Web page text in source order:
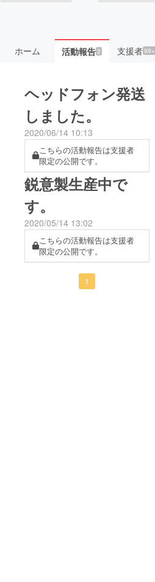
ホーム 活動報告2 支援者99+
ヘッドフォン発送
しました。
2020/06/14 10:13
こちらの活動報告は支援者
限定の公開です。
鋭意製生産中で
す。
2020/05/14 13:02
こちらの活動報告は支援者
限定の公開です。
1